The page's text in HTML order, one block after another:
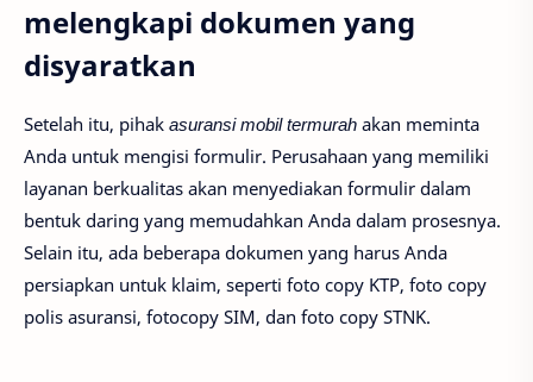
melengkapi dokumen yang
disyaratkan
Setelah itu, pihak asuransi mobil termurah akan meminta
Anda untuk mengisi formulir. Perusahaan yang memiliki
layanan berkualitas akan menyediakan formulir dalam
bentuk daring yang memudahkan Anda dalam prosesnya.
Selain itu, ada beberapa dokumen yang harus Anda
persiapkan untuk klaim, seperti foto copy KTP, foto copy
polis asuransi, fotocopy SIM, dan foto copy STNK.